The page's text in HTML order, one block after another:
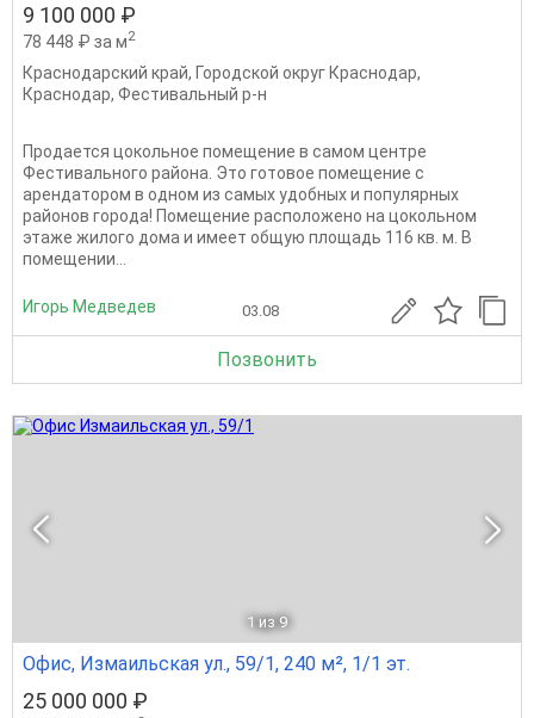
9 100 000 ₽
78 448 ₽ за м2
Краснодарский край, Городской округ Краснодар,
Краснодар, Фестивальный р-н
Продается цокольное помещение в самом центре
Фестивального района. Это готовое помещение с
арендатором в одном из самых удобных и популярных
районов города! Помещение расположено на цокольном
этаже жилого дома и имеет общую площадь 116 кв. м. В
помещении...
Игорь Медведев 03.08
Позвонить
1 из 9
Офис, Измаильская ул., 59/1, 240 м², 1/1 эт.
25 000 000 ₽